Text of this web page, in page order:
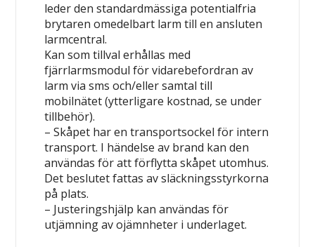
leder den standardmässiga potentialfria
brytaren omedelbart larm till en ansluten
larmcentral.
Kan som tillval erhållas med
fjärrlarmsmodul för vidarebefordran av
larm via sms och/eller samtal till
mobilnätet (ytterligare kostnad, se under
tillbehör).
– Skåpet har en transportsockel för intern
transport. I händelse av brand kan den
användas för att förflytta skåpet utomhus.
Det beslutet fattas av släckningsstyrkorna
på plats.
– Justeringshjälp kan användas för
utjämning av ojämnheter i underlaget.